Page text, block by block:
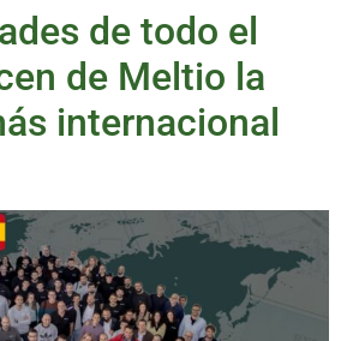
de todo el
de Meltio la
internacional